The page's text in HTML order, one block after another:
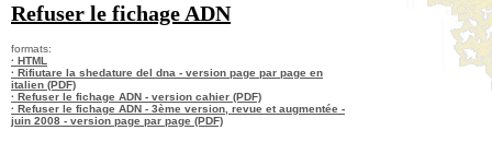
Refuser le fichage ADN
formats:
· HTML
· Rifiutare la shedature del dna - version page par page en
italien (PDF)
· Refuser le fichage ADN - version cahier (PDF)
· Refuser le fichage ADN - 3ème version, revue et augmentée -
juin 2008 - version page par page (PDF)